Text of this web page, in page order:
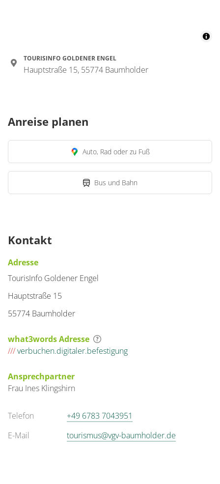
TOURISINFO GOLDENER ENGEL
Hauptstraße 15, 55774 Baumholder
Anreise planen
Auto, Rad oder zu Fuß
Bus und Bahn
Kontakt
Adresse
TourisInfo Goldener Engel
Hauptstraße 15
55774 Baumholder
what3words Adresse
///verbuchen.digitaler.befestigung
Ansprechpartner
Frau Ines Klingshirn
Telefon
+49 6783 7043951
E-Mail
tourismus@vgv-baumholder.de